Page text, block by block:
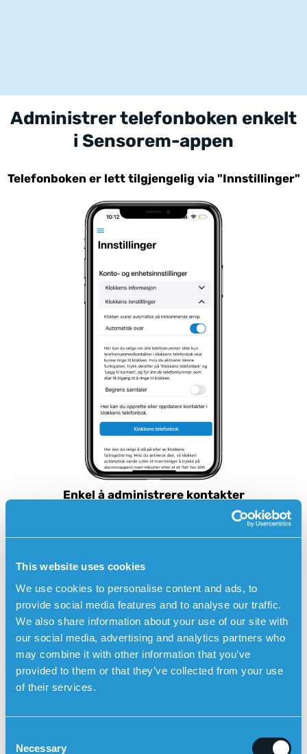
This website uses cookies
We use cookies to personalise content and ads, to
provide social media features and to analyse our traffic.
We also share information about your use of our site with
our social media, advertising and analytics partners who
may combine it with other information that you’ve
provided to them or that they’ve collected from your use
of their services.
Necessary
Administrer telefonboken enkelt
i Sensorem-appen
Telefonboken er lett tilgjengelig via "Innstillinger"
Enkel å administrere kontakter